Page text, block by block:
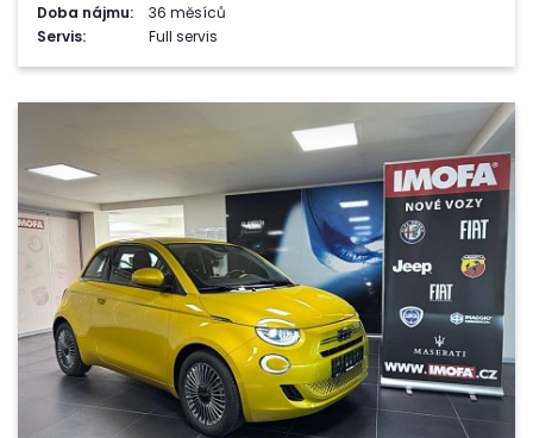
Doba nájmu:
36 měsíců
Servis:
Full servis